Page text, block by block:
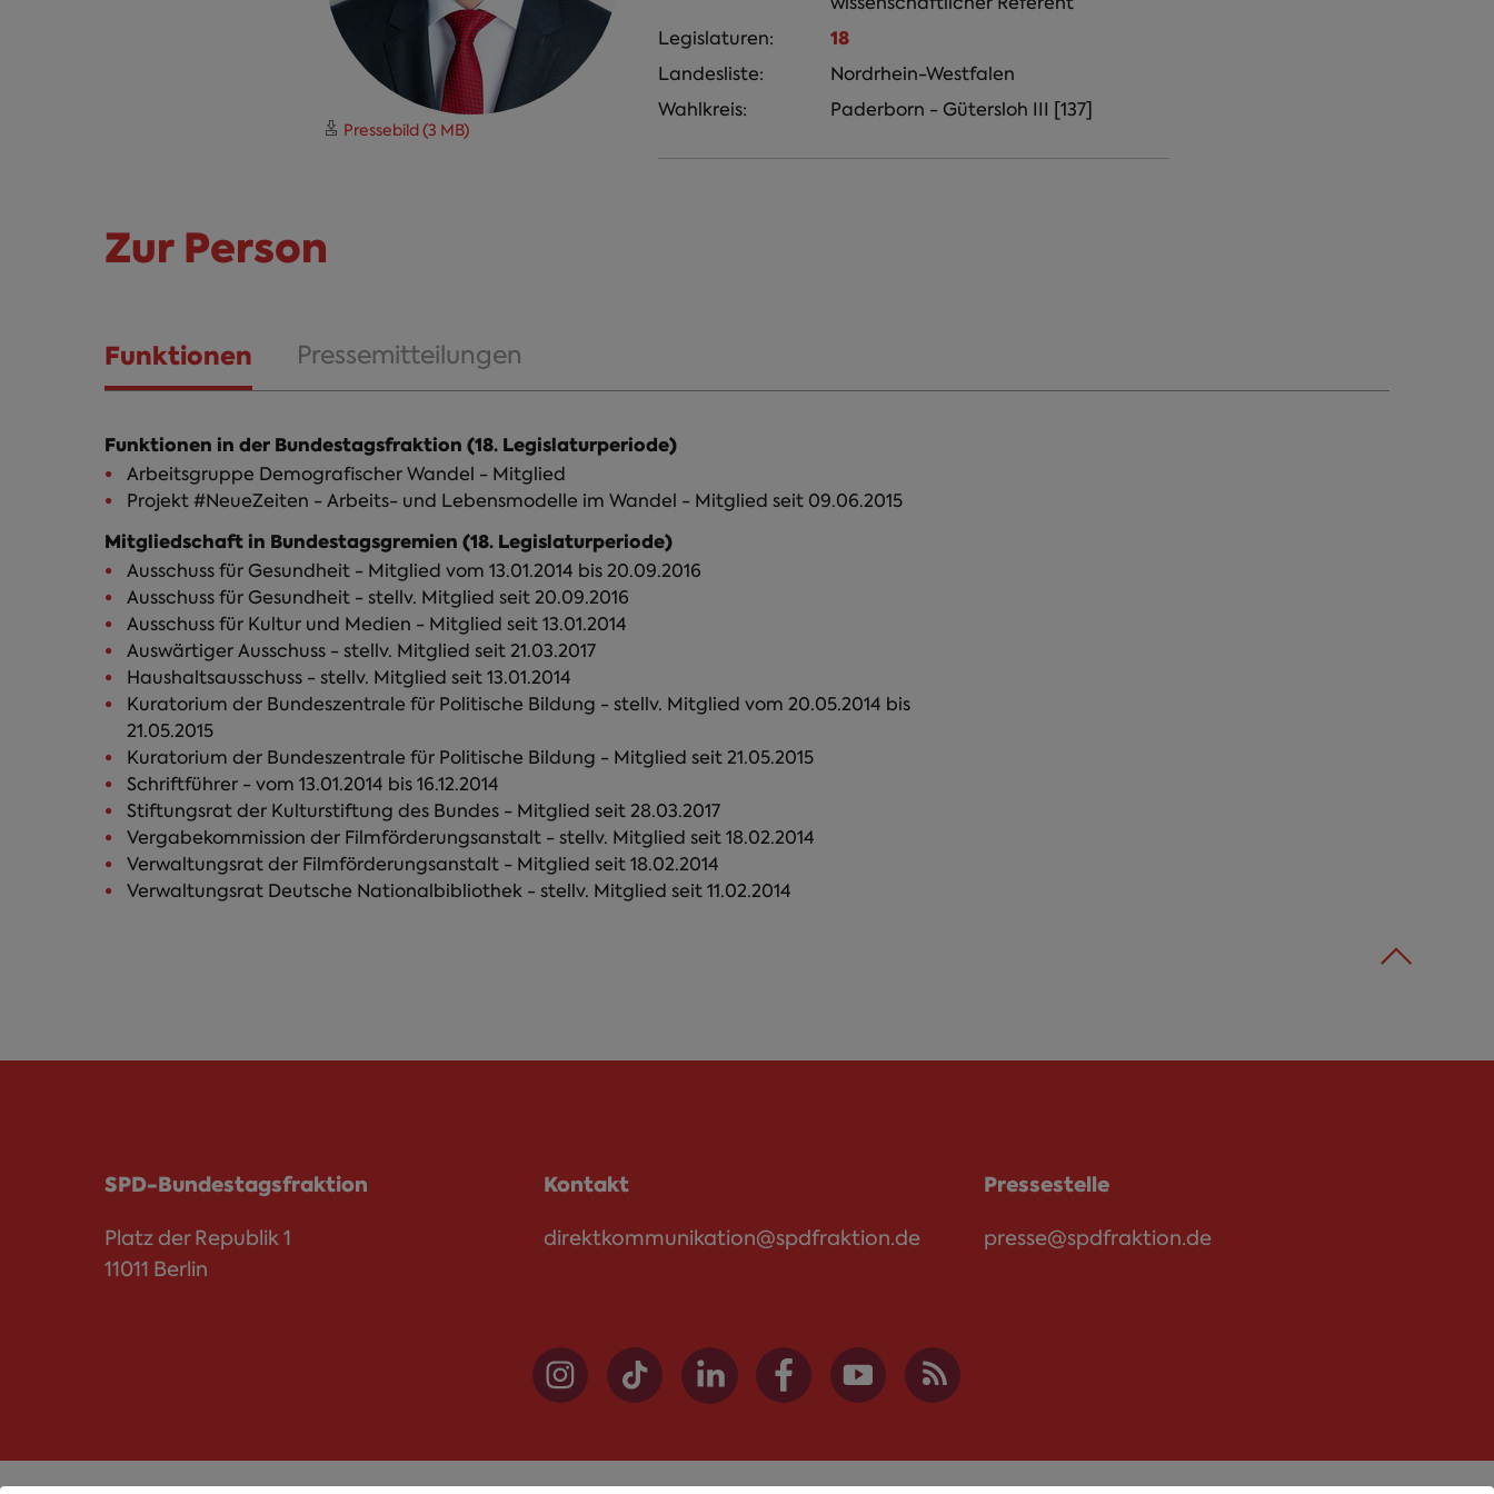
Pressebild (3 MB)
Legislaturen:
18
Landesliste:
Nordrhein-Westfalen
Wahlkreis:
Paderborn - Gütersloh III [137]
Zur Person
Funktionen
(aktiver
Pressemitteilungen
Funktionen in der Bundestagsfraktion (18. Legislaturperiode)
Arbeitsgruppe Demografischer Wandel - Mitglied
Projekt #NeueZeiten - Arbeits- und Lebensmodelle im Wandel - Mitglied seit 09.06.2015
Mitgliedschaft in Bundestagsgremien (18. Legislaturperiode)
Ausschuss für Gesundheit - Mitglied vom 13.01.2014 bis 20.09.2016
Ausschuss für Gesundheit - stellv. Mitglied seit 20.09.2016
Ausschuss für Kultur und Medien - Mitglied seit 13.01.2014
Auswärtiger Ausschuss - stellv. Mitglied seit 21.03.2017
Haushaltsausschuss - stellv. Mitglied seit 13.01.2014
Kuratorium der Bundeszentrale für Politische Bildung - stellv. Mitglied vom 20.05.2014 bis
21.05.2015
Kuratorium der Bundeszentrale für Politische Bildung - Mitglied seit 21.05.2015
Schriftführer - vom 13.01.2014 bis 16.12.2014
Stiftungsrat der Kulturstiftung des Bundes - Mitglied seit 28.03.2017
Vergabekommission der Filmförderungsanstalt - stellv. Mitglied seit 18.02.2014
Verwaltungsrat der Filmförderungsanstalt - Mitglied seit 18.02.2014
Verwaltungsrat Deutsche Nationalbibliothek - stellv. Mitglied seit 11.02.2014
SPD-Bundestagsfraktion
Platz der Republik 1
11011 Berlin
Kontakt
direktkommunikation@spdfraktion.de
Pressestelle
presse@spdfraktion.de